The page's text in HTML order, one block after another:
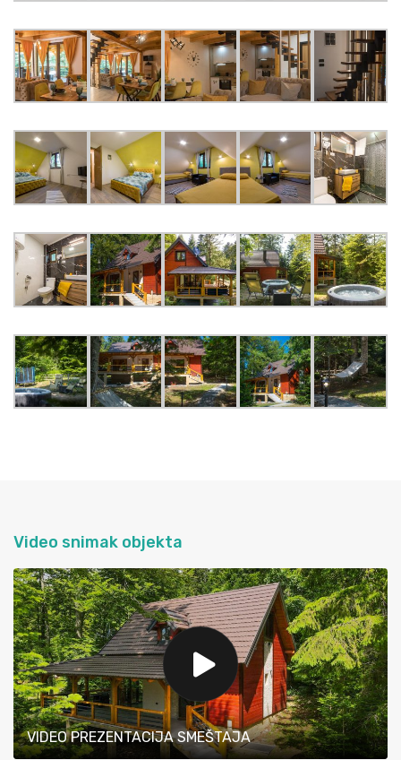
Video snimak objekta
VIDEO PREZENTACIJA SMEŠTAJA